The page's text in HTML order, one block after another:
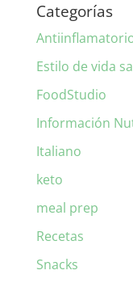
Categorías
Estilo de vida
FoodStudio
Información
Italiano
keto
meal prep
Recetas
Snacks